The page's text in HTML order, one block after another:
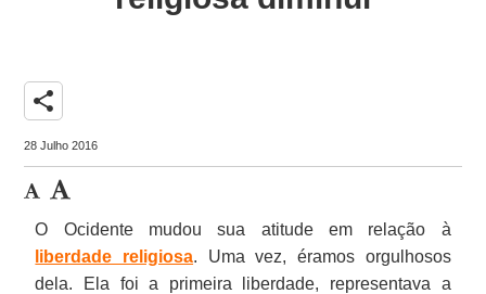
share
28 Julho 2016
O Ocidente mudou sua atitude em relação à
liberdade religiosa. Uma vez, éramos orgulhosos
dela. Ela foi a primeira liberdade, representava a